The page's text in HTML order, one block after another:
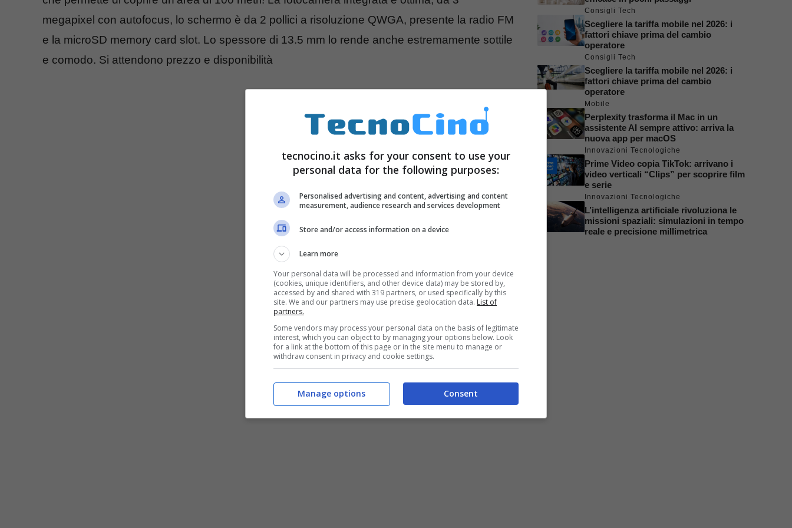
megapixel con autofocus, lo schermo è da 2 pollici a risoluzione QWGA, presente la radio FM
e la microSD memory card slot. Lo spessore di 13.5 mm lo rende anche estremamente sottile
e comodo. Si attendono prezzo e disponibilità
Consigli Tech
Scegliere la tariffa mobile nel 2026: i
fattori chiave prima del cambio
operatore
Consigli Tech
Scegliere la tariffa mobile nel 2026: i
fattori chiave prima del cambio
operatore
Mobile
Perplexity trasforma il Mac in un
assistente AI sempre attivo: arriva la
nuova app per macOS
Innovazioni Tecnologiche
Prime Video copia TikTok: arrivano i
video verticali “Clips” per scoprire film
e serie
Innovazioni Tecnologiche
L’intelligenza artificiale rivoluziona le
missioni spaziali: simulazioni in tempo
reale e precisione millimetrica
tecnocino.it asks for your consent to use your
personal data for the following purposes:
Personalised advertising and content, advertising and content
measurement, audience research and services development
Store and/or access information on a device
Learn more
Your personal data will be processed and information from your device
(cookies, unique identifiers, and other device data) may be stored by,
accessed by and shared with 319 partners, or used specifically by this
site. We and our partners may use precise geolocation data. List of
partners.
Some vendors may process your personal data on the basis of legitimate
interest, which you can object to by managing your options below. Look
for a link at the bottom of this page or in the site menu to manage or
withdraw consent in privacy and cookie settings.
Consent
Manage options